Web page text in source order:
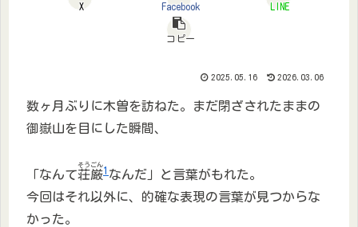
X Facebook LINE
コピー
2025.05.16 2026.03.06
数ヶ月ぶりに木曽を訪ねた。まだ閉ざされたままの
御嶽山を目にした瞬間、
「なんて荘厳
そうごん1 なんだ」と言葉がもれた。
今回はそれ以外に、的確な表現の言葉が見つからな
かった。